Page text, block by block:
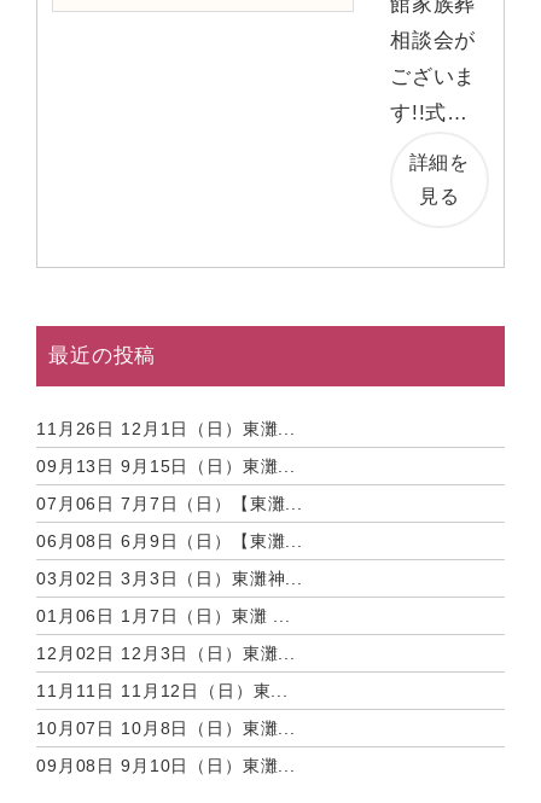
相談会が
ございま
す!!式…
詳細を
見る
最近の投稿
11月26日 12月1日（日）東灘...
09月13日 9月15日（日）東灘...
07月06日 7月7日（日）【東灘...
06月08日 6月9日（日）【東灘...
03月02日 3月3日（日）東灘神...
01月06日 1月7日（日）東灘 ...
12月02日 12月3日（日）東灘...
11月11日 11月12日（日）東...
10月07日 10月8日（日）東灘...
09月08日 9月10日（日）東灘...